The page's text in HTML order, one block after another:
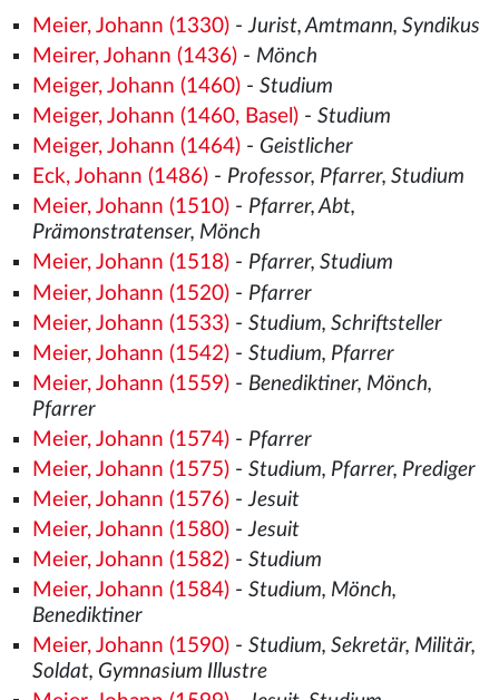
Meier, Johann (1330)-Jurist, Amtmann, Syndikus
Meirer, Johann (1436)- Mönch
Meiger, Johann (1460)- Studium
Meiger, Johann (1460, Basel)- Studium
Meiger, Johann (1464)- Geistlicher
Eck, Johann (1486)- Professor, Pfarrer, Studium
Meier, Johann (1510)- Pfarrer, Abt,
Prämonstratenser, Mönch
Meier, Johann (1518)- Pfarrer, Studium
Meier, Johann (1520)- Pfarrer
Meier, Johann (1533)- Studium, Schriftsteller
Meier, Johann (1542)- Studium, Pfarrer
Meier, Johann (1559)- Benediktiner, Mönch,
Pfarrer
Meier, Johann (1574)- Pfarrer
Meier, Johann (1575)- Studium, Pfarrer, Prediger
Meier, Johann (1576)-Jesuit
Meier, Johann (1580)-Jesuit
Meier, Johann (1582)- Studium
Meier, Johann (1584)- Studium, Mönch,
Benediktiner
Meier, Johann (1590)- Studium, Sekretär, Militär,
Soldat, Gymnasium Illustre